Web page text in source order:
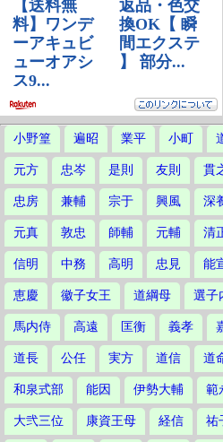
小野篁 遍昭 業平 小町
元方 忠岑 是則 友則 貫
忠房 兼輔 宗于 興風 深
元真 敦忠 師輔 元輔 清
信明 中務 高明 忠見 能
恵慶 徽子女王 道綱母 選子
馬内侍 高遠 匡衡 義孝
道長 公任 実方 道信 道
和泉式部 能因 伊勢大輔 範
大弐三位 康資王母 経信 祐